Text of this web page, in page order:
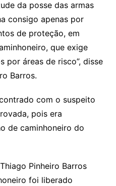
da posse das armas
consigo apenas por
de proteção, em
que exige
por áreas de risco”, disse
Barros.
com o suspeito
pois era
de caminhoneiro do
Pinheiro Barros
foi liberado